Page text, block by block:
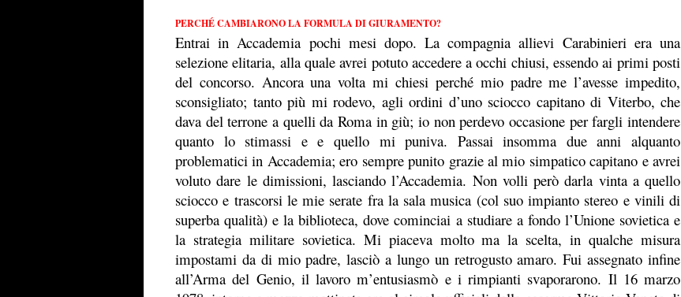
PERCHÉ CAMBIARONO LA FORMULA DI GIURAMENTO?
Entrai in Accademia pochi mesi dopo. La compagnia allievi Carabinieri era una
selezione elitaria, alla quale avrei potuto accedere a occhi chiusi, essendo ai primi posti
del concorso. Ancora una volta mi chiesi perché mio padre me l’avesse impedito,
sconsigliato; tanto più mi rodevo, agli ordini d’uno sciocco capitano di Viterbo, che
dava del terrone a quelli da Roma in giù; io non perdevo occasione per fargli intendere
quanto lo stimassi e e quello mi puniva. Passai insomma due anni alquanto
problematici in Accademia; ero sempre punito grazie al mio simpatico capitano e avrei
voluto dare le dimissioni, lasciando l’Accademia. Non volli però darla vinta a quello
sciocco e trascorsi le mie serate fra la sala musica (col suo impianto stereo e vinili di
superba qualità) e la biblioteca, dove cominciai a studiare a fondo l’Unione sovietica e
la strategia militare sovietica. Mi piaceva molto ma la scelta, in qualche misura
impostami da di mio padre, lasciò a lungo un retrogusto amaro. Fui assegnato infine
all’Arma del Genio, il lavoro m’entusiasmò e i rimpianti svaporarono. Il 16 marzo